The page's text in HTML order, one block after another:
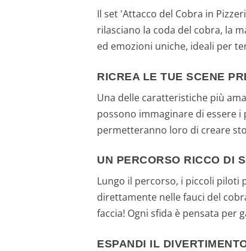
Il set 'Attacco del Cobra in
rilasciano la coda del cobra, la
ed emozioni uniche, ideali per
RICREA LE TUE SCENE
Una delle caratteristiche più
possono immaginare di essere
permetteranno loro di creare
UN PERCORSO RICCO DI
Lungo il percorso, i piccoli piloti
direttamente nelle fauci del
faccia! Ogni sfida è pensata per
ESPANDI IL